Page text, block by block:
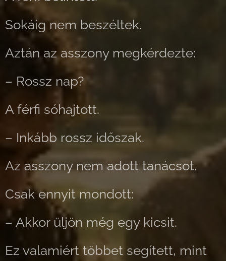
Sokáig nem beszéltek.
Aztán az asszony megkérdezte:
– Rossz nap?
A férfi sóhajtott.
– Inkább rossz időszak.
Az asszony nem adott tanácsot.
Csak ennyit mondott:
– Akkor üljön még egy kicsit.
Ez valamiért többet segített, mint